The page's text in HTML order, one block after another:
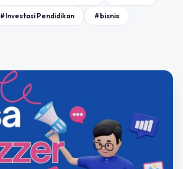
#Investasi Pendidikan #bisnis